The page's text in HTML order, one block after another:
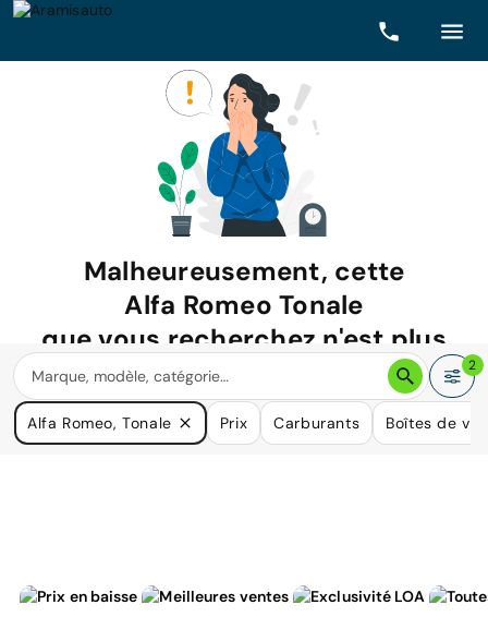
Malheureusement, cette
Alfa Romeo Tonale
que vous recherchez n'est plus
disponible.
Nous avons de nombreuses voitures qui pourraient répondre
à vos besoins.
2
Alfa Romeo, Tonale Prix Carburants Boîtes de